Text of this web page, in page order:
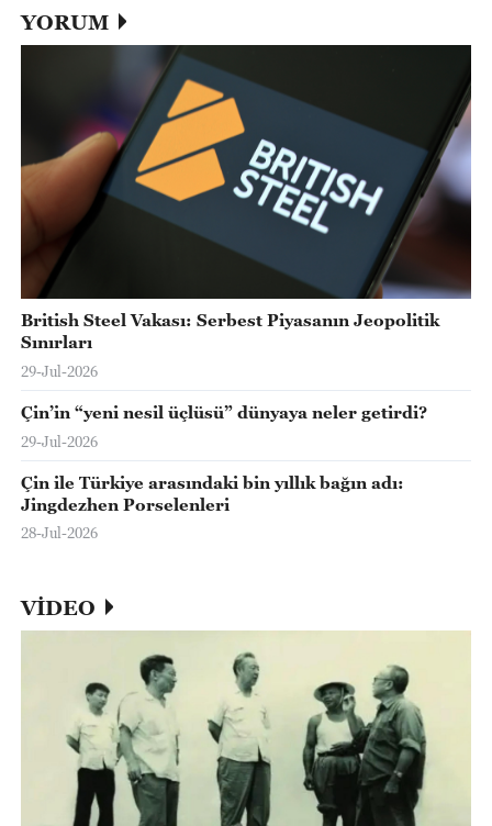
YORUM
British Steel Vakası: Serbest Piyasanın Jeopolitik
Sınırları
29-Jul-2026
Çin’in “yeni nesil üçlüsü” dünyaya neler getirdi?
29-Jul-2026
Çin ile Türkiye arasındaki bin yıllık bağın adı:
Jingdezhen Porselenleri
28-Jul-2026
VİDEO